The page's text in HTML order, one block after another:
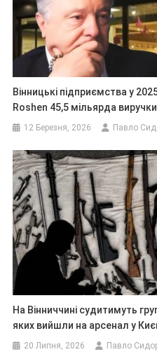
Вінницькі підприємства у
Roshen 45,5 мільярда виручки
12 Березня, 2026 Павло
На Вінниччині судитимуть
яких вийшли на арсенал у
20 Липня, 2026 Павло